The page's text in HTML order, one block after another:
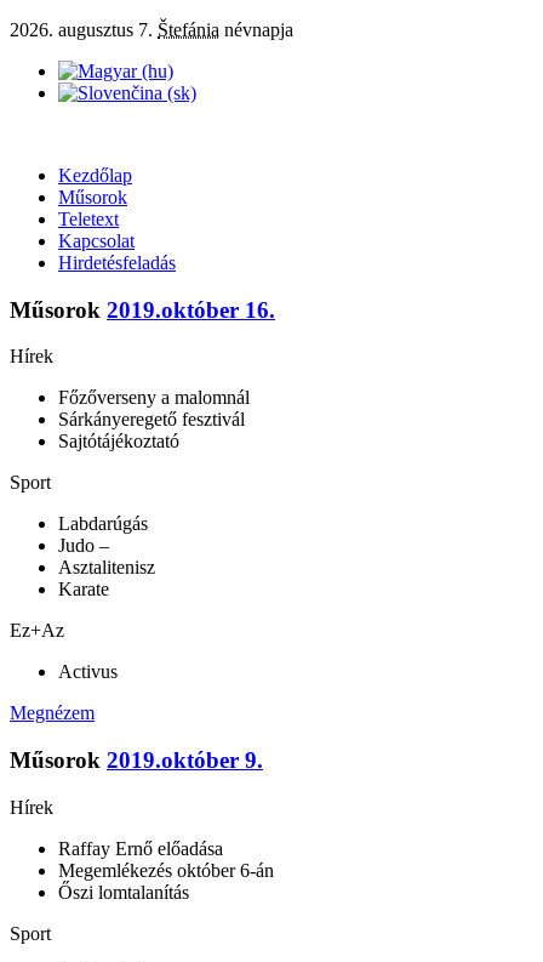
2026. augusztus 7. Štefánia névnapja
Kezdőlap
Műsorok
Teletext
Kapcsolat
Hirdetésfeladás
Műsorok 2019.október 16.
Hírek
Főzőverseny a malomnál
Sárkányeregető fesztivál
Sajtótájékoztató
Sport
Labdarúgás
Judo –
Asztalitenisz
Karate
Ez+Az
Activus
Megnézem
Műsorok 2019.október 9.
Hírek
Raffay Ernő előadása
Megemlékezés október 6-án
Őszi lomtalanítás
Sport